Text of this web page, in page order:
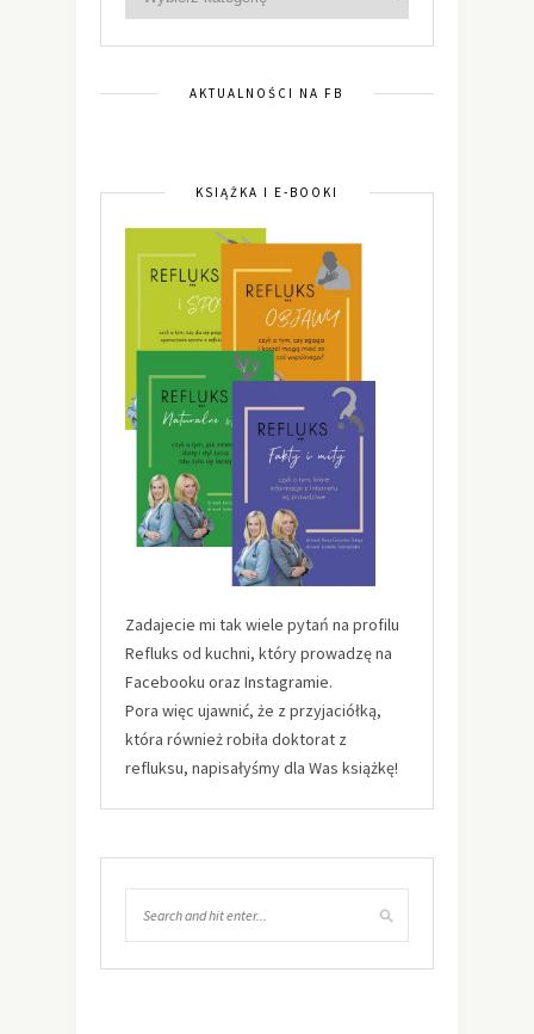
AKTUALNOŚCI NA FB
KSIĄŻKA I E-BOOKI
Zadajecie mi tak wiele pytań na profilu
Refluks od kuchni, który prowadzę na
Facebooku oraz Instagramie.
Pora więc ujawnić, że z przyjaciółką,
która również robiła doktorat z
refluksu, napisałyśmy dla Was książkę!